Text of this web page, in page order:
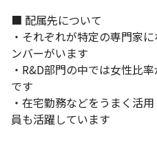
■ 配属先について
・それぞれが特定の専門家
ンバーがいます
・R&D部門の中では女性比
です
・在宅勤務などをうまく活
員も活躍しています